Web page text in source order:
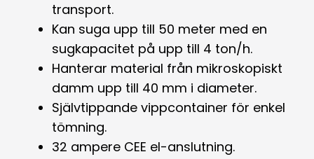
transport.
Kan suga upp till 50 meter med en
sugkapacitet på upp till 4 ton/h.
Hanterar material från mikroskopiskt
damm upp till 40 mm i diameter.
Självtippande vippcontainer för enkel
tömning.
32 ampere CEE el-anslutning.